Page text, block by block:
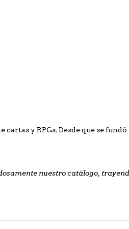
y RPGs. Desde que se
nuestro catálogo,